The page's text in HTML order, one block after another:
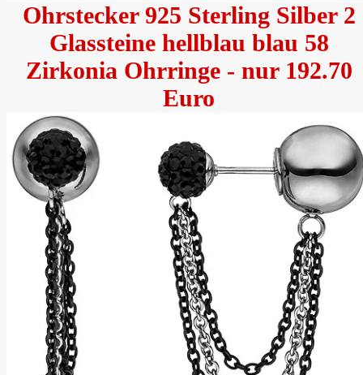
Ohrstecker 925 Sterling Silber 2
Glassteine hellblau blau 58
Zirkonia Ohrringe - nur 192.70
Euro